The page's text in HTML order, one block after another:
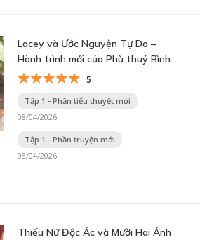
Lacey và Ước Nguyện Tự Do –
Hành trình mới của Phù thuỷ Bình
minh sau khi đánh bại ma vương
5
Tập 1 - Phần tiểu thuyết mới
08/04/2026
Tập 1 - Phần truyện mới
08/04/2026
Thiếu Nữ Độc Ác và Mười Hai Ánh